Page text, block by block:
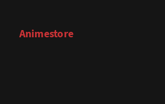
Animestore